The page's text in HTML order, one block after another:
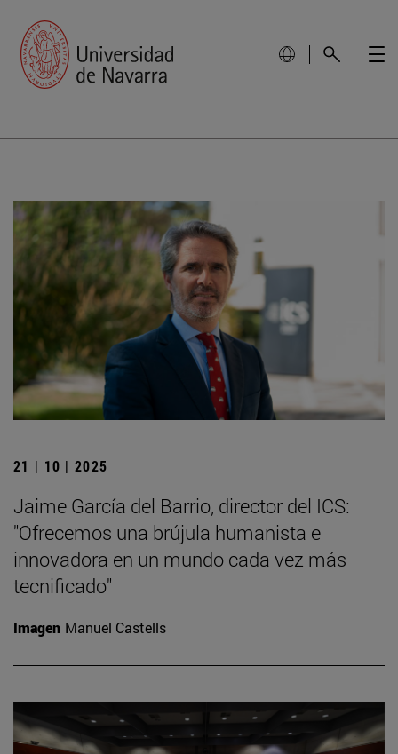
21 | 10 | 2025
Jaime García del Barrio, director del ICS:
"Ofrecemos una brújula humanista e
innovadora en un mundo cada vez más
tecnificado"
Imagen Manuel Castells